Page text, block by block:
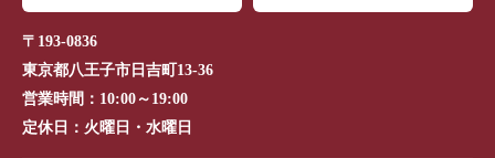
〒193-0836
東京都八王子市日吉町13-36
営業時間： 10:00～19:00
定休日： 火曜日・水曜日